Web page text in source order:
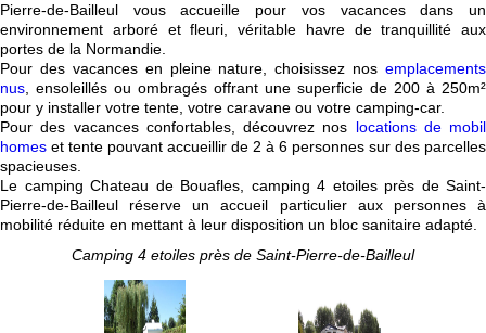
Pierre-de-Bailleul vous accueille pour vos vacances dans un
environnement arboré et fleuri, véritable havre de tranquillité aux
portes de la Normandie.
Pour des vacances en pleine nature, choisissez nos emplacements
nus , ensoleillés ou ombragés offrant une superficie de 200 à 250m²
pour y installer votre tente, votre caravane ou votre camping-car.
Pour des vacances confortables, découvrez nos locations de mobil
homes et tente pouvant accueillir de 2 à 6 personnes sur des parcelles
spacieuses.
Le camping Chateau de Bouafles, camping 4 etoiles près de Saint-
Pierre-de-Bailleul réserve un accueil particulier aux personnes à
mobilité réduite en mettant à leur disposition un bloc sanitaire adapté.
Camping 4 etoiles près de Saint-Pierre-de-Bailleul